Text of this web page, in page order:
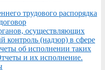
трудового распорядка
осуществляющих
контроль (надзор) в сфере
об исполнении таких
и их исполнение.